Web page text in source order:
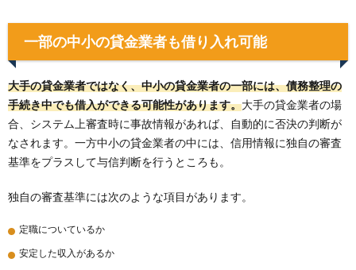
一部の中小の貸金業者も借り入れ可能
大手の貸金業者ではなく、中小の貸金業者の一部には、債務整理の
手続き中でも借入ができる可能性があります。大手の貸金業者の場
合、システム上審査時に事故情報があれば、自動的に否決の判断が
なされます。一方中小の貸金業者の中には、信用情報に独自の審査
基準をプラスして与信判断を行うところも。
独自の審査基準には次のような項目があります。
定職についているか
安定した収入があるか